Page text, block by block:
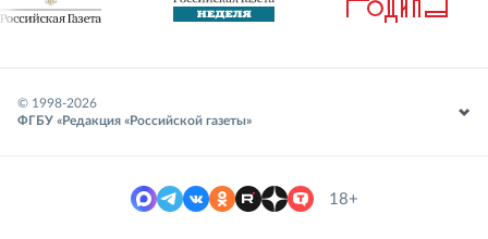
© 1998-2026
ФГБУ «Редакция «Российской газеты»
18+